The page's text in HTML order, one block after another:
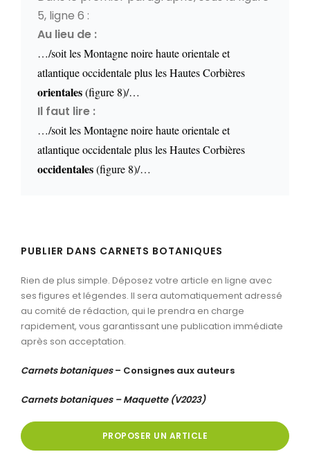
5, ligne 6 :
Au lieu de :
…/soit les Montagne noire haute orientale et
atlantique occidentale plus les Hautes Corbières
orientales(figure 8)/…
Il faut lire :
…/soit les Montagne noire haute orientale et
atlantique occidentale plus les Hautes Corbières
occidentales(figure 8)/…
PUBLIER DANS CARNETS BOTANIQUES
Rien de plus simple. Déposez votre article en ligne avec
ses figures et légendes. Il sera automatiquement adressé
au comité de rédaction, qui le prendra en charge
rapidement, vous garantissant une publication immédiate
après son acceptation.
Carnets botaniques– Consignes aux auteurs
Carnets botaniques – Maquette (V2023)
PROPOSER UN ARTICLE